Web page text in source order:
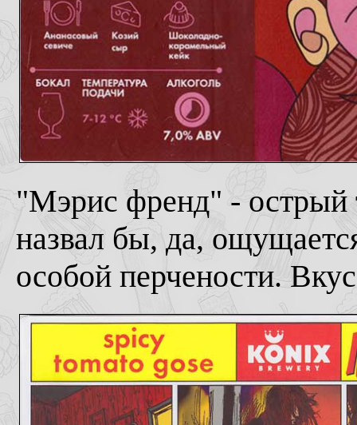
"Мэрис френд" - острый
назвал бы, да,
особой перчености.